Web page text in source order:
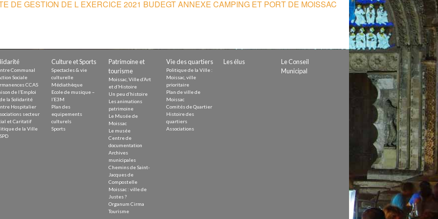
DE GESTION DE L EXERCICE 2021 BUDEGT ANNEXE CAMPING ET PORT DE MOISSAC
Communal
Sociale
CCAS
de l’Emploi
la Solidarité
Hospitalier
secteur
et Caritatif
de la Ville
Culture et Sports
Spectacles & vie
culturelle
Médiathèque
Ecole de musique –
l’E3M
Plan des
equipements
culturels
Sports
Patrimoine et
tourisme
Moissac, Ville d’Art
et d’Histoire
Un peu d’histoire
Les animations
patrimoine
Le Musée de
Moissac
Le musée
Centre de
documentation
Archives
municipales
Chemins de Saint-
Jacques de
Compostelle
Moissac : ville de
Justes ?
Organum Cirma
Tourisme
Vie des quartiers
Politique de la Ville :
Moissac, ville
prioritaire
Plan de ville de
Moissac
Comités de Quartier
Histoire des
quartiers
Associations
Les élus
Le Conseil
Municipal